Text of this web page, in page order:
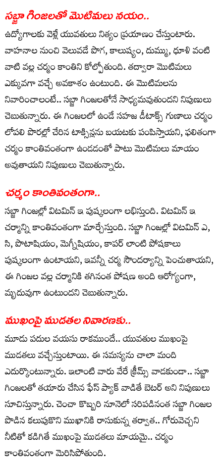
స‌బ్జా గింజ‌ల‌తో మొటిమ‌లు న‌యం..
ఉద్యోగాల‌కు వెళ్లే యువ‌తులు నిత్యం ప్ర‌యాణం చేస్తుంటారు.
వాహ‌నాల నుంచి వెలువ‌డే పొగ‌, కాలుష్యం, దుమ్ము, ధూళి వంటి
వాటి వ‌ల్ల చ‌ర్మం కాంతిని కోల్పోతుంది. త‌ద్వారా మొటిమ‌లు
ఎక్కువ‌గా వ‌చ్చే అవ‌కాశం ఉంటుంది. ఈ మొటిమ‌ల‌ను
నివారించాలంటే.. స‌బ్జా గింజ‌ల‌తోనే సాధ్య‌మ‌వుతుంద‌ని నిపుణులు
చెబుతున్నారు. ఈ గింజలలో ఉండే సహజ డీటాక్స్ గుణాలు చర్మం
లోపలి పొరల్లో చేరిన టాక్సిన్లను బయటకు పంపిస్తాయని, ఫలితంగా
చర్మం కాంతివంతంగా ఉండ‌డంతో పాటు మొటిమ‌లు మాయం
అవుతాయ‌ని నిపుణులు చెబుతున్నారు.
చ‌ర్మం కాంతివంతంగా..
సబ్జా గింజల్లో విటమిన్ ఇ పుష్క‌లంగా ల‌భిస్తుంది. విటమిన్ ఇ
చ‌ర్మాన్ని కాంతివంతంగా మార్చేస్తుంది. స‌బ్జా గింజ‌ల్లో విటమిన్ ఎ,
సి, పొటాషియం, మెగ్నీషియం, కాపర్ లాంటి పోషకాలు
పుష్కలంగా ఉంటాయని, ఇవన్నీ చర్మ సౌందర్యాన్ని పెంచుతాయని,
ఈ గింజల వల్ల చర్మానికి తగినంత పోషణ అంది ఆరోగ్యంగా,
మృదువుగా ఉంటుందని చెబుతున్నారు.
ముఖంపై ముడ‌త‌ల నివార‌ణ‌కు..
మూడు ప‌దుల వ‌య‌సు రాకముందే.. యువ‌తుల ముఖంపై
ముడ‌త‌లు వ‌చ్చేస్తుంటాయి. ఈ స‌మ‌స్య‌ను చాలా మంది
ఎదుర్కొంటున్నారు. ఇలాంటి వారు వేరే క్రీమ్స్ వాడ‌కుండా.. స‌బ్జా
గింజ‌ల‌తో త‌యారు చేసిన ఫేస్ ప్యాక్ వాడితే బెట‌ర్ అని నిపుణులు
సూచిస్తున్నారు. చెంచా కొబ్బ‌రి నూనెలో స‌రిప‌డినంత స‌బ్జా గింజ‌ల
పొడిన క‌లుపుకొని ముఖానికి రాసుకున్న త‌ర్వాత‌.. గోరువెచ్చ‌ని
నీటితో క‌డిగితే ముఖంపై ముడ‌త‌లు మాయ‌మై.. చ‌ర్మం
కాంతివంతంగా మెరిసిపోతుంది.